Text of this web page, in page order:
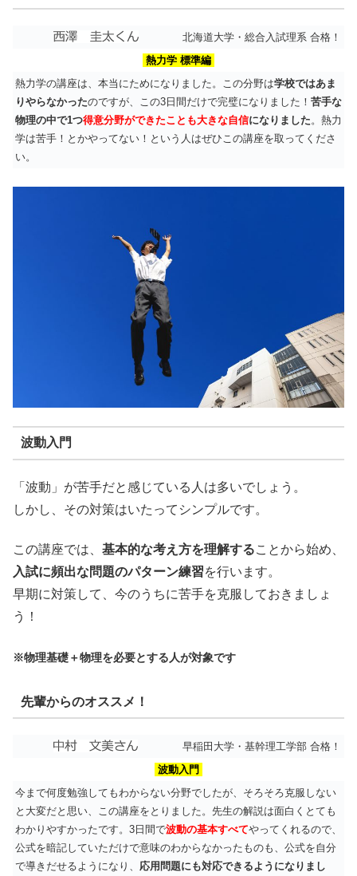
北海道大学・総合入試理系 合格！
熱力学 標準編
熱力学の講座は、本当にためになりました。この分野は学校ではあま
りやらなかったのですが、この3日間だけで完璧になりました！ 苦手な
物理の中で1つ得意分野ができたことも大きな自信になりました。熱力
学は苦手！とかやってない！という人はぜひこの講座を取ってくださ
い。
波動入門
「波動」が苦手だと感じている人は多いでしょう。
しかし、その対策はいたってシンプルです。
この講座では、 基本的な考え方を理解することから始め、
入試に頻出な問題のパターン練習を行います。
早期に対策して、今のうちに苦手を克服しておきましょ
う！
※物理基礎＋物理を必要とする人が対象です
先輩からのオススメ！
早稲田大学・基幹理工学部 合格！
波動入門
今まで何度勉強してもわからない分野でしたが、そろそろ克服しない
と大変だと思い、この講座をとりました。先生の解説は面白くとても
わかりやすかったです。3日間で波動の基本すべてやってくれるので、
公式を暗記していただけで意味のわからなかったものも、公式を自分
で導きだせるようになり、 応用問題にも対応できるようになりまし